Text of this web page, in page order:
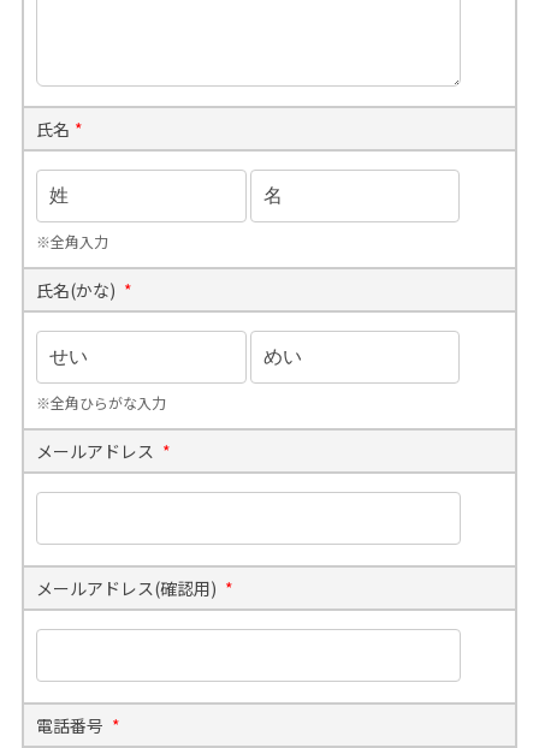
氏名 *
※全角入力
氏名(かな) *
※全角ひらがな入力
メールアドレス *
メールアドレス(確認用) *
電話番号 *